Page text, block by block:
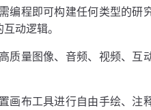
编程即可构建任何类型的研
动逻辑。
质量图像、音频、视频、互
画布工具进行自由手绘、注